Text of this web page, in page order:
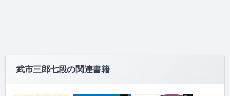
武市三郎七段の関連書籍